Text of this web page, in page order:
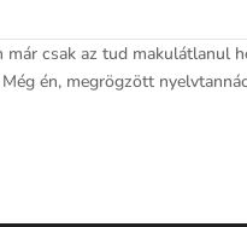
csak az tud makulátlanul
én, megrögzött